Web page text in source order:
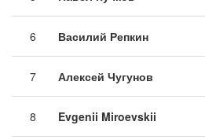
6 Василий Репкин
7 Алексей Чугунов
8 Evgenii Miroevskii